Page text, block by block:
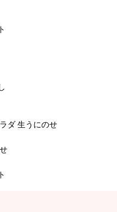
ダ 生うにのせ